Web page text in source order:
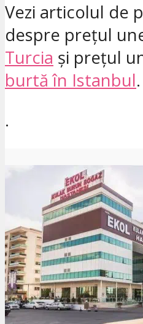
Vezi articolul de
despre prețul
Turcia și prețul
burtă în Istanbul.
.